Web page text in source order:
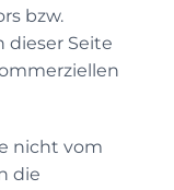
bzw.
dieser Seite
nicht vom
die